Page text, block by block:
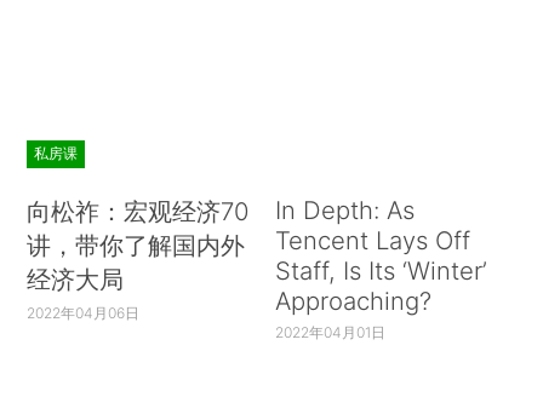
私房课
向松祚：宏观经济70
讲，带你了解国内外
经济大局
2022年04月06日
In Depth: As
Tencent Lays Off
Staff, Is Its ‘Winter’
Approaching?
2022年04月01日